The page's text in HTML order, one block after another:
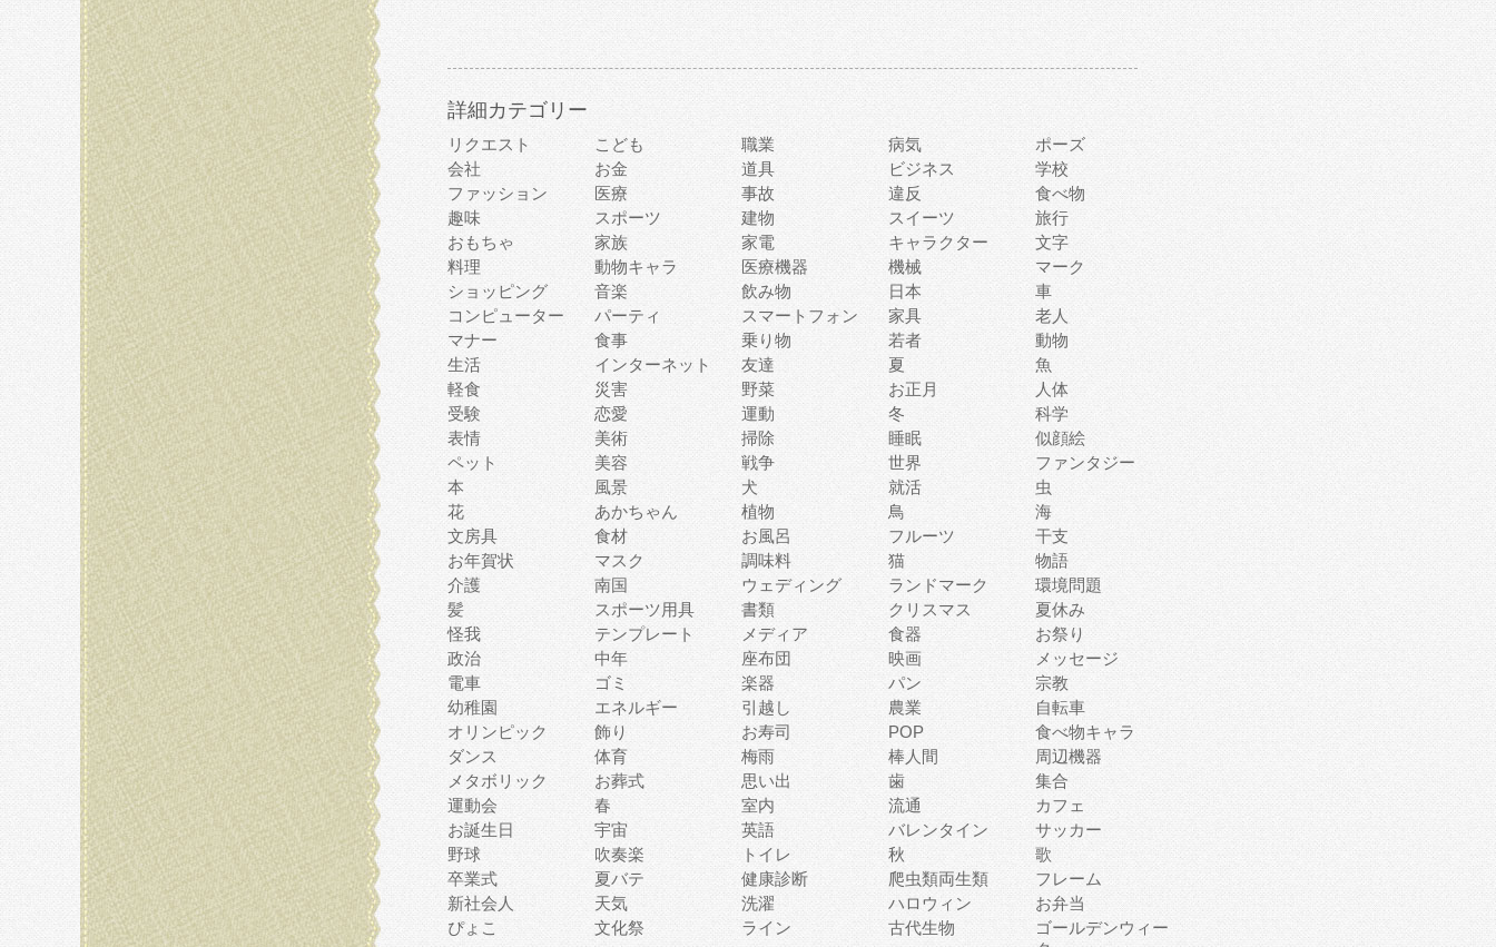
詳細カテゴリー
リクエスト こども 職業 病気
ポーズ
会社
お金 道具 ビジネス
学校
ファッション
医療 事故 違反
食べ物
趣味
スポーツ 建物 スイーツ
旅行
おもちゃ
家族 家電 キャラクター
文字
料理
動物キャラ 医療機器 機械
マーク
ショッピング
音楽 飲み物 日本
車
コンピューター
パーティ スマートフォン 家具
老人
マナー
食事 乗り物 若者
動物
生活
インターネット 友達 夏
魚
軽食
災害 野菜 お正月
人体
受験
恋愛 運動 冬
科学
表情
美術 掃除 睡眠
似顔絵
ペット
美容 戦争 世界
ファンタジー
本
風景 犬 就活
虫
花
あかちゃん 植物 鳥
海
文房具
食材 お風呂 フルーツ
干支
お年賀状
マスク 調味料 猫
物語
介護
南国 ウェディング ランドマーク
環境問題
髪
スポーツ用具 書類 クリスマス
夏休み
怪我
テンプレート メディア 食器
お祭り
政治
中年 座布団 映画
メッセージ
電車
ゴミ 楽器 パン
宗教
幼稚園
エネルギー 引越し 農業
自転車
オリンピック
飾り お寿司 POP
食べ物キャラ
ダンス
体育 梅雨 棒人間
周辺機器
メタボリック
お葬式 思い出 歯
集合
運動会
春 室内 流通
カフェ
お誕生日
宇宙 英語 バレンタイン
サッカー
野球
吹奏楽 トイレ 秋
歌
卒業式
夏バテ 健康診断 爬虫類両生類
フレーム
新社会人
天気 洗濯 ハロウィン
お弁当
ぴょこ
文化祭 ライン 古代生物
ゴールデンウィー